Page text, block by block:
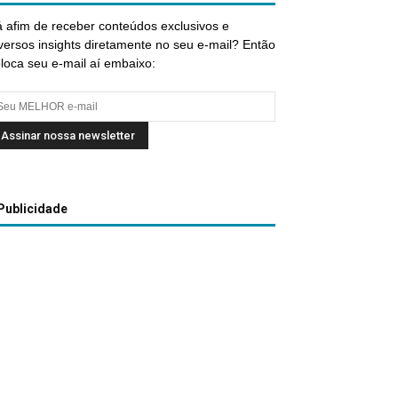
afim de receber conteúdos exclusivos e
insights diretamente no seu e-mail? Então
seu e-mail aí embaixo:
Publicidade